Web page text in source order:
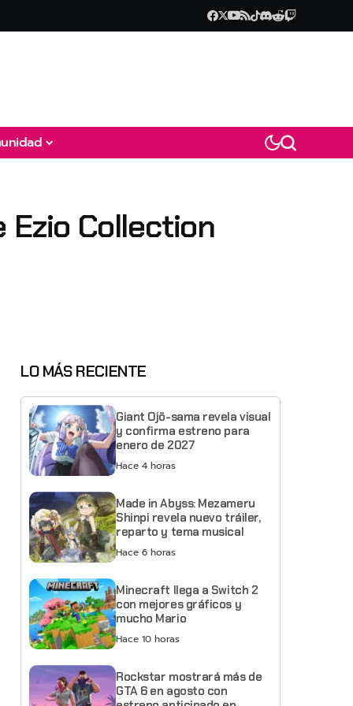
Ezio Collection
LO MÁS RECIENTE
Giant Ojō-sama revela visual
y confirma estreno para
enero de 2027
Hace 4 horas
Made in Abyss: Mezameru
Shinpi revela nuevo tráiler,
reparto y tema musical
Hace 6 horas
Minecraft llega a Switch 2
con mejores gráficos y
mucho Mario
Hace 10 horas
Rockstar mostrará más de
GTA 6 en agosto con